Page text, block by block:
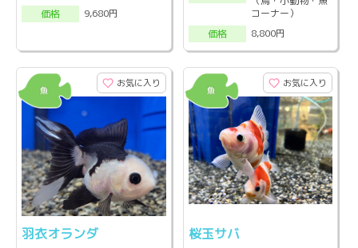
価格
9,680円
コーナー）
価格
8,800円
お気に入り
羽衣オランダ
お気に入り
桜玉サバ